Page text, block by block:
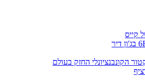
קייס
הקונבנציונלי החזק בעולם